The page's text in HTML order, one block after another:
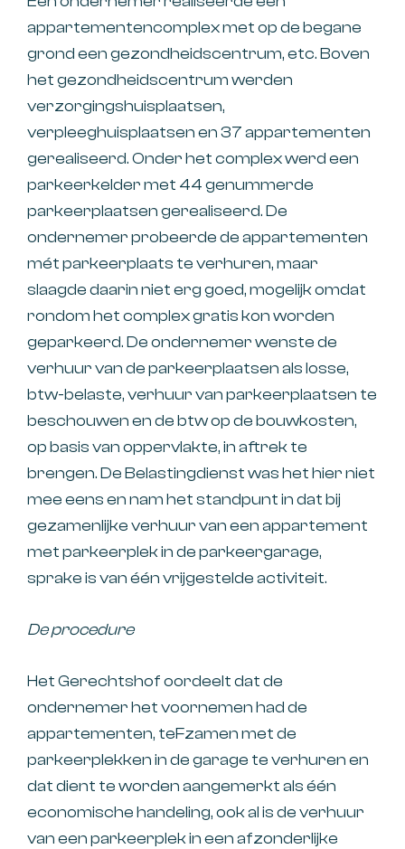
appartementencomplex met op de begane
grond een gezondheidscentrum, etc. Boven
het gezondheidscentrum werden
verzorgingshuisplaatsen,
verpleeghuisplaatsen en 37 appartementen
gerealiseerd. Onder het complex werd een
parkeerkelder met 44 genummerde
parkeerplaatsen gerealiseerd. De
ondernemer probeerde de appartementen
mét parkeerplaats te verhuren, maar
slaagde daarin niet erg goed, mogelijk omdat
rondom het complex gratis kon worden
geparkeerd. De ondernemer wenste de
verhuur van de parkeerplaatsen als losse,
btw-belaste, verhuur van parkeerplaatsen te
beschouwen en de btw op de bouwkosten,
op basis van oppervlakte, in aftrek te
brengen. De Belastingdienst was het hier niet
mee eens en nam het standpunt in dat bij
gezamenlijke verhuur van een appartement
met parkeerplek in de parkeergarage,
sprake is van één vrijgestelde activiteit.
De procedure
Het Gerechtshof oordeelt dat de
ondernemer het voornemen had de
appartementen, teFzamen met de
parkeerplekken in de garage te verhuren en
dat dient te worden aangemerkt als één
economische handeling, ook al is de verhuur
van een parkeerplek in een afzonderlijke